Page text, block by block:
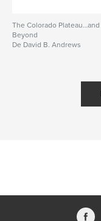
The Colorado Plateau…and
Beyond
De David B. Andrews